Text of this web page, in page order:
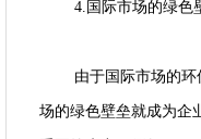
4.国际市场的绿色
由于国际市场的
场的绿色壁垒就成为企